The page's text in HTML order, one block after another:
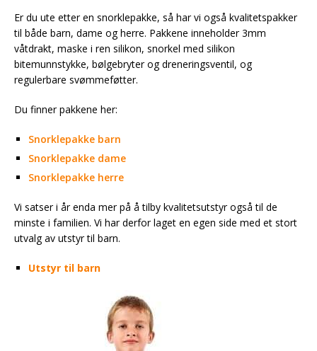
Er du ute etter en snorklepakke, så har vi også kvalitetspakker
til både barn, dame og herre. Pakkene inneholder 3mm
våtdrakt, maske i ren silikon, snorkel med silikon
bitemunnstykke, bølgebryter og dreneringsventil, og
regulerbare svømmeføtter.
Du finner pakkene her:
Snorklepakke barn
Snorklepakke dame
Snorklepakke herre
Vi satser i år enda mer på å tilby kvalitetsutstyr også til de
minste i familien. Vi har derfor laget en egen side med et stort
utvalg av utstyr til barn.
Utstyr til barn